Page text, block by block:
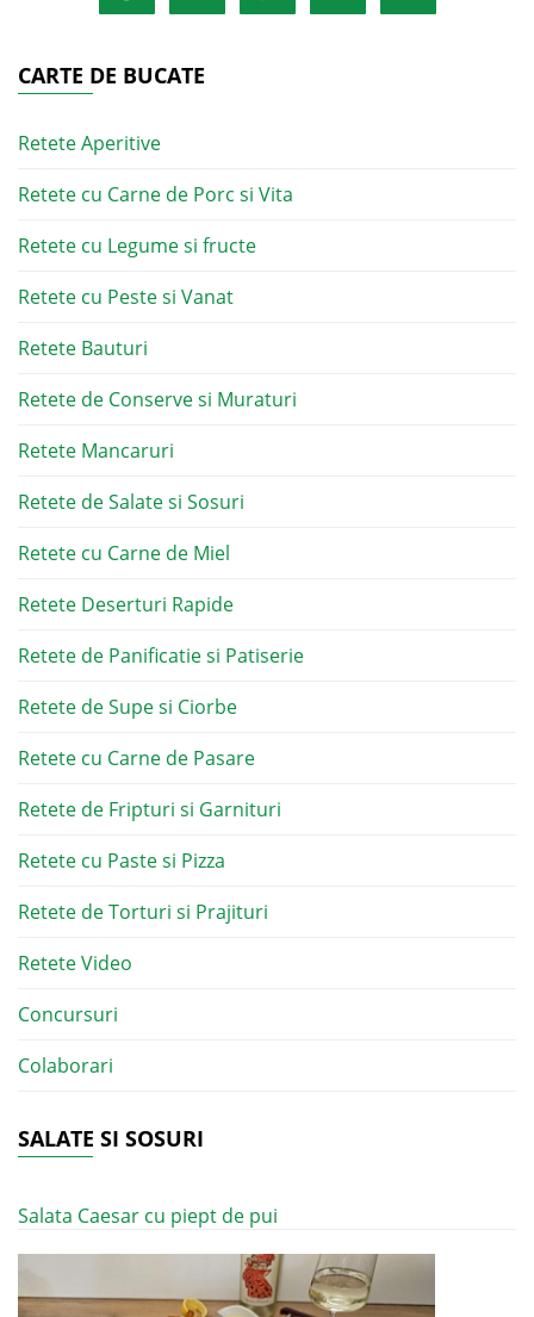
CARTE DE BUCATE
Retete Aperitive
Retete cu Carne de Porc si Vita
Retete cu Legume si fructe
Retete cu Peste si Vanat
Retete Bauturi
Retete de Conserve si Muraturi
Retete Mancaruri
Retete de Salate si Sosuri
Retete cu Carne de Miel
Retete Deserturi Rapide
Retete de Panificatie si Patiserie
Retete de Supe si Ciorbe
Retete cu Carne de Pasare
Retete de Fripturi si Garnituri
Retete cu Paste si Pizza
Retete de Torturi si Prajituri
Retete Video
Concursuri
Colaborari
SALATE SI SOSURI
Salata Caesar cu piept de pui